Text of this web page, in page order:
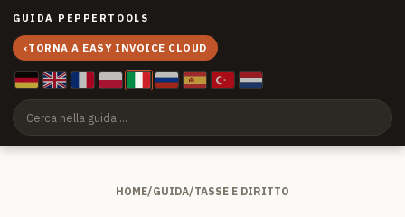
GUIDA PEPPERTOOLS
‹TORNA A EASY INVOICE CLOUD
HOME/GUIDA/TASSE E DIRITTO